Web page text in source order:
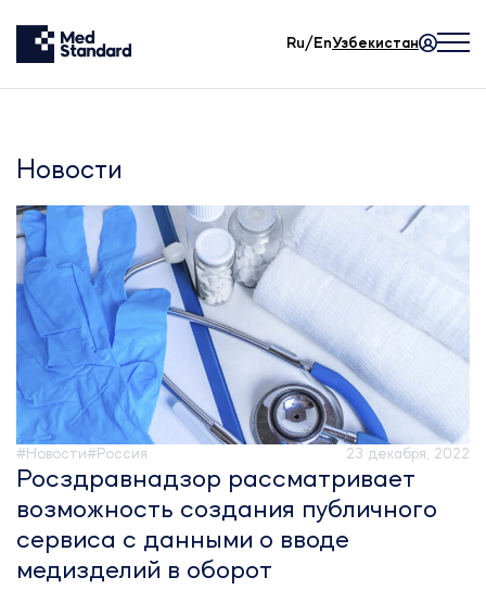
Ru/EnУзбекистан
Новости
#Новости#Россия 23 декабря, 2022
Росздравнадзор рассматривает
возможность создания публичного
сервиса с данными о вводе
медизделий в оборот